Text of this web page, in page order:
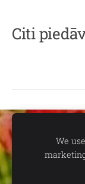
Citi
dāvanu un
We